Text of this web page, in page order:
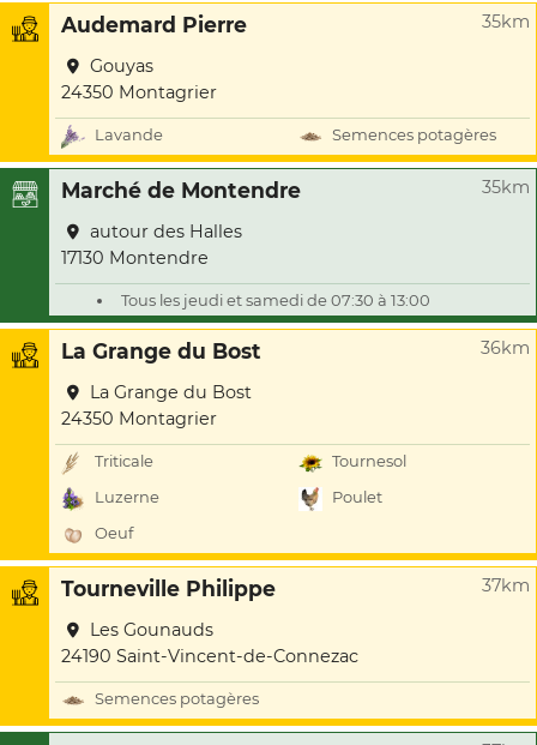
Audemard Pierre 35km
Gouyas
24350 Montagrier
Lavande Semences potagères
Marché de Montendre 35km
autour des Halles
17130 Montendre
Tous les jeudi et samedi de 07:30 à 13:00
La Grange du Bost 36km
La Grange du Bost
24350 Montagrier
Triticale
Tournesol
Luzerne
Poulet
Oeuf
Tourneville Philippe 37km
Les Gounauds
24190 Saint-Vincent-de-Connezac
Semences potagères